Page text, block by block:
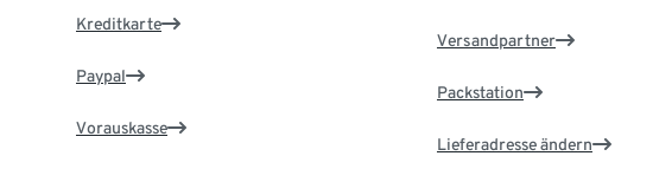
Kreditkarte
Paypal
Vorauskasse
Versandpartner
Packstation
Lieferadresse ändern